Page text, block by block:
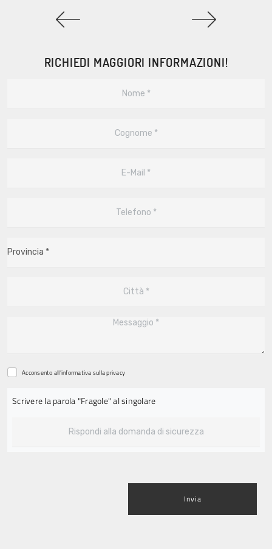
RICHIEDI MAGGIORI INFORMAZIONI!
Acconsento all'informativa sullaprivacy
Scrivere la parola "Fragole" al singolare
Invia